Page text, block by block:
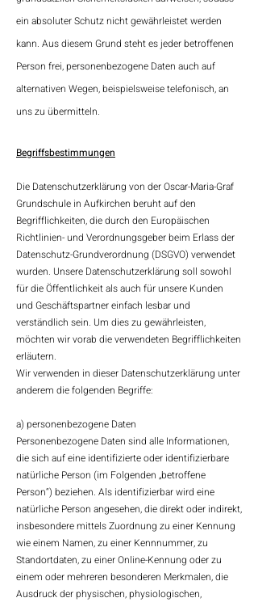
ein absoluter Schutz nicht gewährleistet werden
kann. Aus diesem Grund steht es jeder betroffenen
Person frei, personenbezogene Daten auch auf
alternativen Wegen, beispielsweise telefonisch, an
uns zu übermitteln.
Begriffsbestimmungen
Die Datenschutzerklärung von der Oscar-Maria-Graf
Grundschule in Aufkirchen beruht auf den
Begrifflichkeiten, die durch den Europäischen
Richtlinien- und Verordnungsgeber beim Erlass der
Datenschutz-Grundverordnung (DSGVO) verwendet
wurden. Unsere Datenschutzerklärung soll sowohl
für die Öffentlichkeit als auch für unsere Kunden
und Geschäftspartner einfach lesbar und
verständlich sein. Um dies zu gewährleisten,
möchten wir vorab die verwendeten Begrifflichkeiten
erläutern.
Wir verwenden in dieser Datenschutzerklärung unter
anderem die folgenden Begriffe:
a) personenbezogene Daten
Personenbezogene Daten sind alle Informationen,
die sich auf eine identifizierte oder identifizierbare
natürliche Person (im Folgenden „betroffene
Person“) beziehen. Als identifizierbar wird eine
natürliche Person angesehen, die direkt oder indirekt,
insbesondere mittels Zuordnung zu einer Kennung
wie einem Namen, zu einer Kennnummer, zu
Standortdaten, zu einer Online-Kennung oder zu
einem oder mehreren besonderen Merkmalen, die
Ausdruck der physischen, physiologischen,